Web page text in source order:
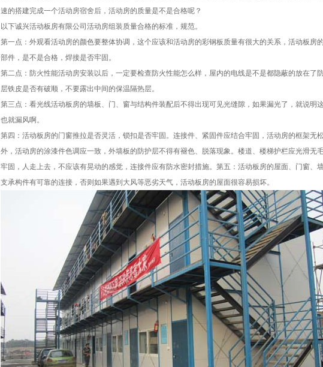
速的搭建完成一个活动房宿舍后，活动房的质量是不是合格呢？
以下诚兴活动板房有限公司活动房组装质量合格的标准，规范。
第一点：外观看活动房的颜色要整体协调，这个应该和活动房的彩钢板质量有很大的关系，活动板房
部件，是不是合格，焊接是否牢固。
第二点：防火性能活动房安装以后，一定要检查防火性能怎么样，屋内的电线是不是都隐蔽的放在了
层铁皮是否有破顺，不要露出中间的保温隔热层。
第三点：看光线活动板房的墙板、门、窗与结构件装配后不得出现可见光缝隙，如果漏光了，就说明
也就漏风啊。
第四：活动板房的门窗推拉是否灵活，锁扣是否牢固。连接件、紧固件应结合牢固，活动房的框架无
外，活动房的涂漆件色调应一致，外墙板的防护层不得有褪色、脱落现象。楼道、楼梯护栏应光滑无
牢固，人走上去，不应该有晃动的感觉，连接件应有防水密封措施。第五：活动板房的屋面、门窗、
支承构件有可靠的连接，否则如果遇到大风等恶劣天气，活动板房的屋面很容易损坏。